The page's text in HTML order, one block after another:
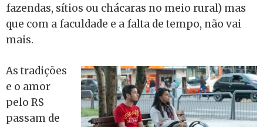
fazendas, sítios ou chácaras no meio rural) mas
que com a faculdade e a falta de tempo, não vai
mais.
As tradições
e o amor
pelo RS
passam de